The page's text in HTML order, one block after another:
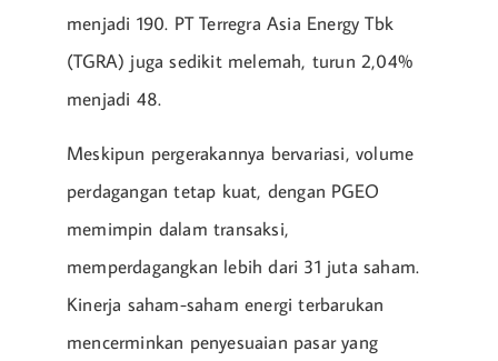
menjadi 190. PT Terregra Asia Energy Tbk
(TGRA) juga sedikit melemah, turun 2,04%
menjadi 48.
Meskipun pergerakannya bervariasi, volume
perdagangan tetap kuat, dengan PGEO
memimpin dalam transaksi,
memperdagangkan lebih dari 31 juta saham.
Kinerja saham-saham energi terbarukan
mencerminkan penyesuaian pasar yang